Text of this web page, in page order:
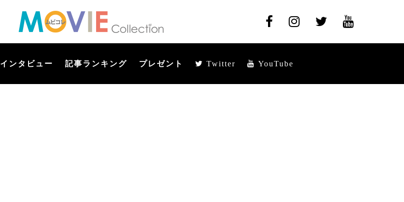
インタビュー 記事ランキング プレゼント Twitter YouTube